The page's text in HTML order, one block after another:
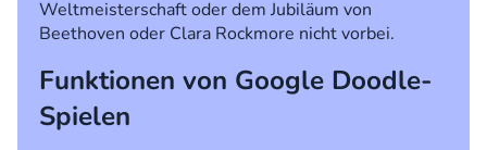
Weltmeisterschaft oder dem Jubiläum von
Beethoven oder Clara Rockmore nicht vorbei.
Funktionen von Google Doodle-
Spielen